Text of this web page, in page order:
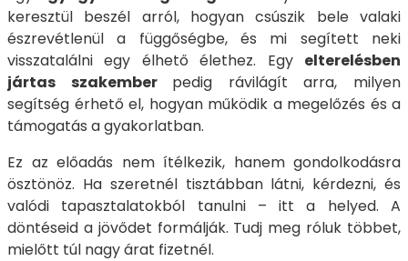
keresztül beszél arról, hogyan csúszik bele valaki
észrevétlenül a függőségbe, és mi segített neki
visszatalálni egy élhető élethez. Egy elterelésben
jártas szakember pedig rávilágít arra, milyen
segítség érhető el, hogyan működik a megelőzés és a
támogatás a gyakorlatban.
Ez az előadás nem ítélkezik, hanem gondolkodásra
ösztönöz. Ha szeretnél tisztábban látni, kérdezni, és
valódi tapasztalatokból tanulni – itt a helyed. A
döntéseid a jövődet formálják. Tudj meg róluk többet,
mielőtt túl nagy árat fizetnél.